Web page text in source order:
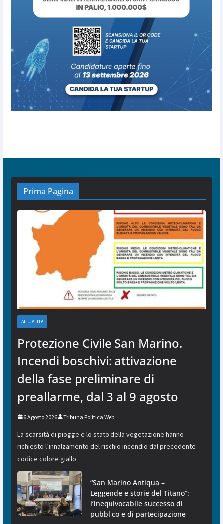
Prima Pagina
ATTUALITÀ
Protezione Civile San Marino.
Incendi boschivi: attivazione
della fase preliminare di
preallarme, dal 3 al 9 agosto
6 Agosto 2026 Tribuna Politica Web
La scarsità di piogge e lo stato della vegetazione hanno
richiesto l’innalzamento del rischio incendio dal precedente
codice colore giallo
“San Marino Antiqua –
Leggende e storie del Titano”:
l’inequivocabile successo di
pubblico e di partecipazione